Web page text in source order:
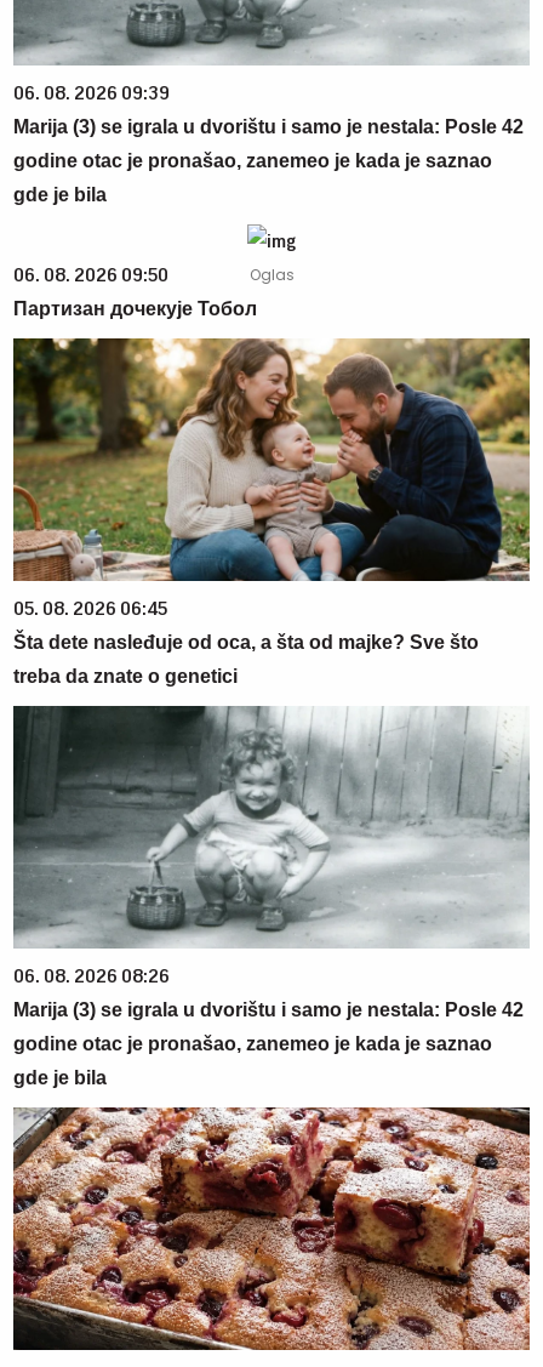
06. 08. 2026 09:39
Marija (3) se igrala u dvorištu i samo je nestala: Posle 42
godine otac je pronašao, zanemeo je kada je saznao
gde je bila
06. 08. 2026 09:50
Партизан дочекује Тобол
05. 08. 2026 06:45
Šta dete nasleđuje od oca, a šta od majke? Sve što
treba da znate o genetici
06. 08. 2026 08:26
Marija (3) se igrala u dvorištu i samo je nestala: Posle 42
godine otac je pronašao, zanemeo je kada je saznao
gde je bila